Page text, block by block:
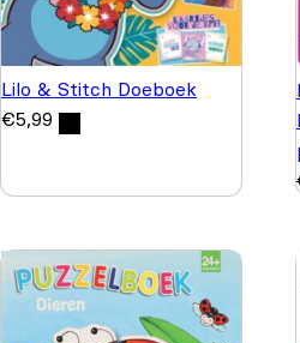
Lilo & Stitch Doeboek
€5,99